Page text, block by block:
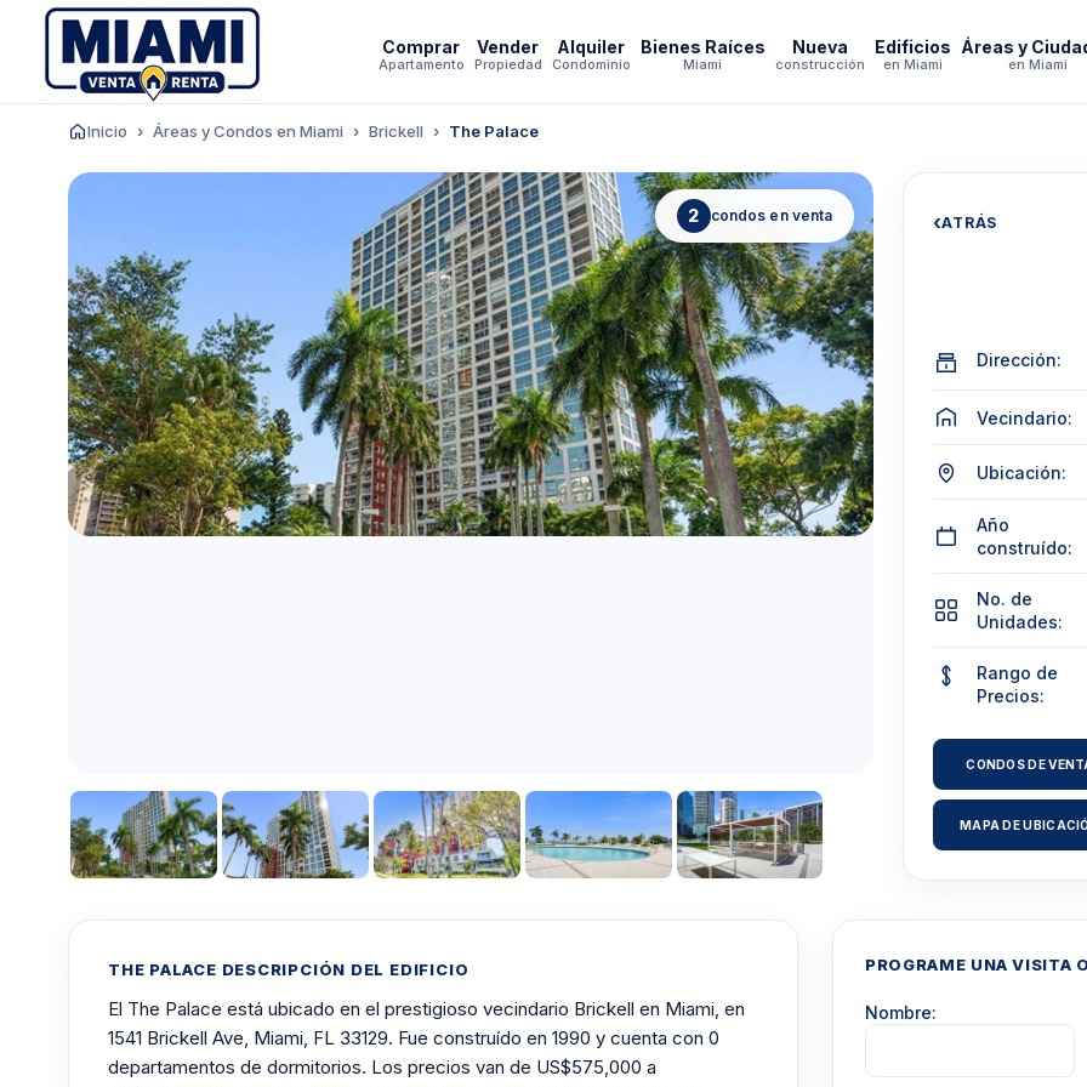
Comprar
Apartamento
Vender
Propiedad
Alquiler
Condominio
Bienes Raíces
Miami
Nueva
construcción
Edificios
en Miami
Áreas y
en Miami
Inicio Áreas y Condos en Miami Brickell The Palace
2 condos en venta ‹ATRÁS
Dirección:
Vecindario:
Ubicación:
Año
construído:
No. de
Unidades:
Rango de
Precios:
CONDOS DE
MAPA DE
THE PALACE DESCRIPCIÓN DEL EDIFICIO
El The Palace está ubicado en el prestigioso vecindario Brickell en Miami, en
1541 Brickell Ave, Miami, FL 33129. Fue construído en 1990 y cuenta con 0
departamentos de dormitorios. Los precios van de US$575,000 a
PROGRAME UNA VISITA
Nombre: